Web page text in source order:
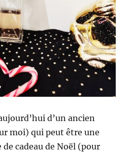
d’un ancien
moi) qui peut être une
cadeau de Noël (pour